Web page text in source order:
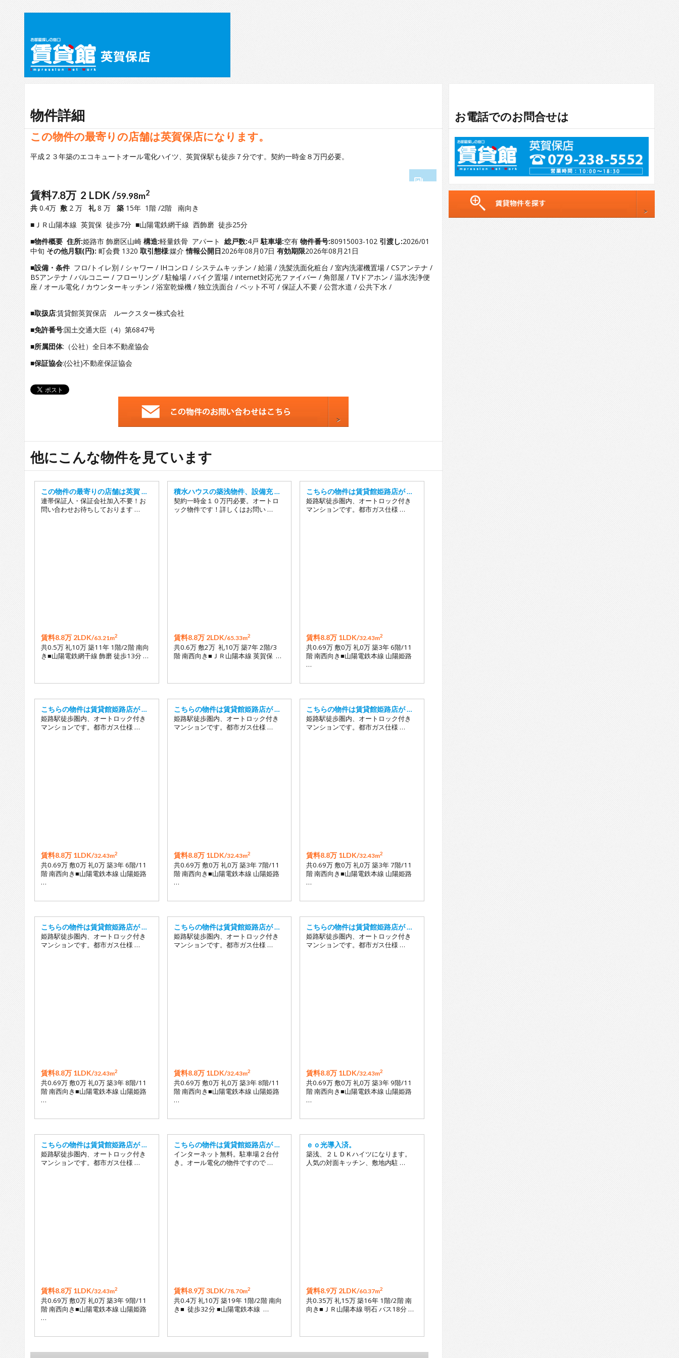
物件詳細
この物件の最寄りの店舗は英賀保店になります。
平成２３年築のエコキュートオール電化ハイツ、英賀保駅も徒歩７分です。契約一時金８万円必要。
4
6
17
19
賃料7.8万 2 LDK /59.98m2
共 0.4万 敷 2 万 礼8 万 築 15年 1階 /2階 南向き
■ＪＲ山陽本線 英賀保 徒歩7分 ■山陽電鉄網干線 西飾磨 徒歩25分
■物件概要 住所:姫路市 飾磨区山崎 構造:軽量鉄骨 アパート 総戸数:4戸 駐車場:空有 物件番号:80915003-102 引渡し:2026/01
中旬 その他月額(円): 町会費 1320 取引態様:媒介情報公開日2026年08月07日 有効期限2026年08月21日
■設備・条件 フロ/トイレ別 / シャワー / IHコンロ / システムキッチン / 給湯 / 洗髪洗面化粧台 / 室内洗濯機置場 / CSアンテナ /
BSアンテナ / バルコニー / フローリング / 駐輪場 / バイク置場 / internet対応光ファイバー / 角部屋 / TVドアホン / 温水洗浄便
座 / オール電化 / カウンターキッチン / 浴室乾燥機 / 独立洗面台 / ペット不可 / 保証人不要 / 公営水道 / 公共下水 /
■取扱店:賃貸館英賀保店 ルークスター株式会社
■免許番号:国土交通大臣（4）第6847号
■所属団体:（公社）全日本不動産協会
■保証協会:(公社)不動産保証協会
他にこんな物件を見ています
この物件の最寄りの店舗は英賀 …
連帯保証人・保証会社加入不要！お
問い合わせお待ちしております …
賃料8.8万 2LDK/63.21m2
共0.5万 礼10万 築11年 1階/2階 南向
き■山陽電鉄網干線 飾磨 徒歩13分 …
積水ハウスの築浅物件、設備充 …
契約一時金１０万円必要。オートロ
ック物件です！詳しくはお問い …
賃料8.8万 2LDK/65.33m2
共0.6万 敷2万 礼10万 築7年 2階/3
階 南西向き■ＪＲ山陽本線 英賀保 …
こちらの物件は賃貸館姫路店が …
姫路駅徒歩圏内、オートロック付き
マンションです。都市ガス仕様 …
賃料8.8万 1LDK/32.43m2
共0.69万 敷0万 礼0万 築3年 6階/11
階 南西向き■山陽電鉄本線 山陽姫路
…
こちらの物件は賃貸館姫路店が …
姫路駅徒歩圏内、オートロック付き
マンションです。都市ガス仕様 …
賃料8.8万 1LDK/32.43m2
共0.69万 敷0万 礼0万 築3年 6階/11
階 南西向き■山陽電鉄本線 山陽姫路
…
こちらの物件は賃貸館姫路店が …
姫路駅徒歩圏内、オートロック付き
マンションです。都市ガス仕様 …
賃料8.8万 1LDK/32.43m2
共0.69万 敷0万 礼0万 築3年 7階/11
階 南西向き■山陽電鉄本線 山陽姫路
…
こちらの物件は賃貸館姫路店が …
姫路駅徒歩圏内、オートロック付き
マンションです。都市ガス仕様 …
賃料8.8万 1LDK/32.43m2
共0.69万 敷0万 礼0万 築3年 7階/11
階 南西向き■山陽電鉄本線 山陽姫路
…
こちらの物件は賃貸館姫路店が …
姫路駅徒歩圏内、オートロック付き
マンションです。都市ガス仕様 …
賃料8.8万 1LDK/32.43m2
共0.69万 敷0万 礼0万 築3年 8階/11
階 南西向き■山陽電鉄本線 山陽姫路
…
こちらの物件は賃貸館姫路店が …
姫路駅徒歩圏内、オートロック付き
マンションです。都市ガス仕様 …
賃料8.8万 1LDK/32.43m2
共0.69万 敷0万 礼0万 築3年 8階/11
階 南西向き■山陽電鉄本線 山陽姫路
…
こちらの物件は賃貸館姫路店が …
姫路駅徒歩圏内、オートロック付き
マンションです。都市ガス仕様 …
賃料8.8万 1LDK/32.43m2
共0.69万 敷0万 礼0万 築3年 9階/11
階 南西向き■山陽電鉄本線 山陽姫路
…
こちらの物件は賃貸館姫路店が …
姫路駅徒歩圏内、オートロック付き
マンションです。都市ガス仕様 …
賃料8.8万 1LDK/32.43m2
共0.69万 敷0万 礼0万 築3年 9階/11
階 南西向き■山陽電鉄本線 山陽姫路
…
こちらの物件は賃貸館姫路店が …
インターネット無料。駐車場２台付
き。オール電化の物件ですので …
賃料8.9万 3LDK/78.70m2
共0.4万 礼10万 築19年 1階/2階 南向
き■ 徒歩32分 ■山陽電鉄本線 …
ｅｏ光導入済。
築浅、２ＬＤＫハイツになります。
人気の対面キッチン、敷地内駐 …
賃料8.9万 2LDK/60.37m2
共0.35万 礼15万 築16年 1階/2階 南
向き■ＪＲ山陽本線 明石 バス18分 …
お電話でのお問合せは